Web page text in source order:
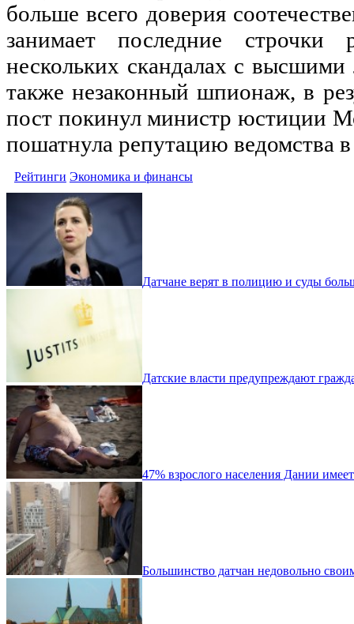
больше всего доверия
занимает последние строчки
нескольких скандалах с высшими
также незаконный шпионаж, в
пост покинул министр юстиции
пошатнула репутацию ведомства в
Рейтинги Экономика и финансы
Датчане верят в полицию и суды
Датские власти предупреждают
47% взрослого населения Дании
Большинство датчан недовольно